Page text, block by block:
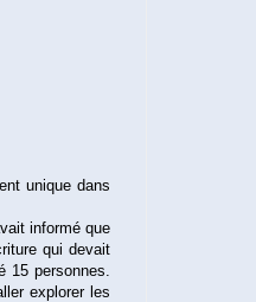
unique dans
informé que
qui devait
15 personnes.
explorer les